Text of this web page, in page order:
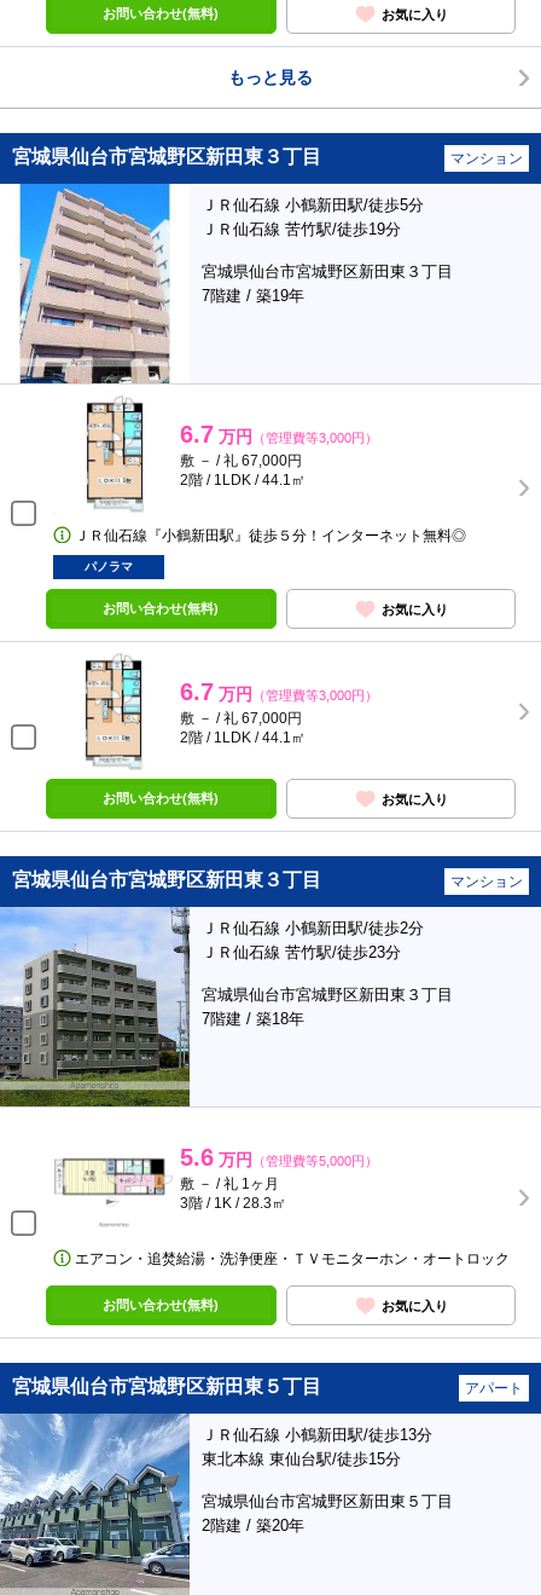
お問い合わせ(無料) お気に入り
もっと見る
宮城県仙台市宮城野区新田東３丁目 マンション
ＪＲ仙石線 小鶴新田駅/徒歩5分
ＪＲ仙石線 苦竹駅/徒歩19分
宮城県仙台市宮城野区新田東３丁目
7階建 / 築19年
6.7 万円 （管理費等3,000円）
敷 － / 礼 67,000円
2階 / 1LDK / 44.1㎡
ＪＲ仙石線『小鶴新田駅』徒歩５分！インターネット無料◎
パノラマ
お問い合わせ(無料) お気に入り
6.7 万円 （管理費等3,000円）
敷 － / 礼 67,000円
2階 / 1LDK / 44.1㎡
お問い合わせ(無料) お気に入り
宮城県仙台市宮城野区新田東３丁目 マンション
ＪＲ仙石線 小鶴新田駅/徒歩2分
ＪＲ仙石線 苦竹駅/徒歩23分
宮城県仙台市宮城野区新田東３丁目
7階建 / 築18年
5.6 万円 （管理費等5,000円）
敷 － / 礼 1ヶ月
3階 / 1K / 28.3㎡
エアコン・追焚給湯・洗浄便座・ＴＶモニターホン・オートロック
お問い合わせ(無料) お気に入り
宮城県仙台市宮城野区新田東５丁目 アパート
ＪＲ仙石線 小鶴新田駅/徒歩13分
東北本線 東仙台駅/徒歩15分
宮城県仙台市宮城野区新田東５丁目
2階建 / 築20年